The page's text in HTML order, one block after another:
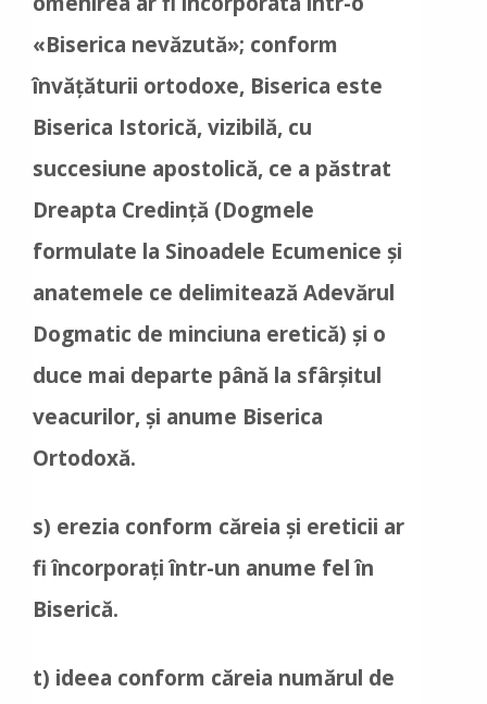
«Biserica nevăzută»; conform
învățăturii ortodoxe, Biserica este
Biserica Istorică, vizibilă, cu
succesiune apostolică, ce a păstrat
Dreapta Credință (Dogmele
formulate la Sinoadele Ecumenice și
anatemele ce delimitează Adevărul
Dogmatic de minciuna eretică) și o
duce mai departe până la sfârșitul
veacurilor, și anume Biserica
Ortodoxă.
s) erezia conform căreia și ereticii ar
fi încorporați într-un anume fel în
Biserică.
t) ideea conform căreia numărul de